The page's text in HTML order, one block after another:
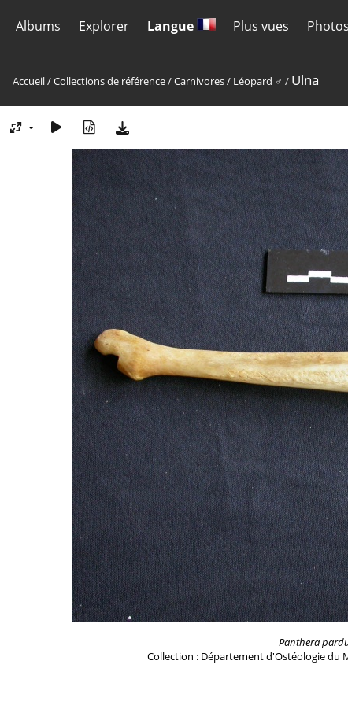
Albums Explorer Langue Plus vues
Accueil/Collections de référence/Carnivores/ Léopard ♂ / Ulna
Panthera
Collection : Département d'Ostéologie du